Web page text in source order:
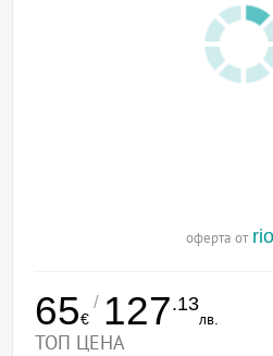
оферта от
65€
/ 127.13
лв.
ТОП ЦЕНА